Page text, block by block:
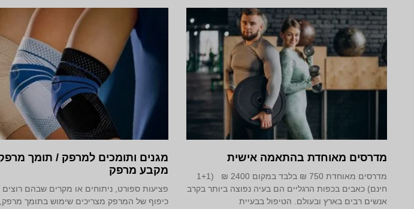
מדרסים מאוחדת בהתאמה אישית
מדרסים מאוחדת 750 ₪ בלבד במקום 2400 ₪ (1+1
חינם) כאבים בכפות הרגליים הם בעיה נפוצה ביותר בקרב
אנשים רבים בארץ ובעולם. הטיפול בבעיית
מגנים ותומכים למרפק / תומך
מקבע מרפק
פציעות ספורט, ניתוחים או מקרים שבהם רוצים
כיפוף של המרפק מצריכים שימוש בתומך